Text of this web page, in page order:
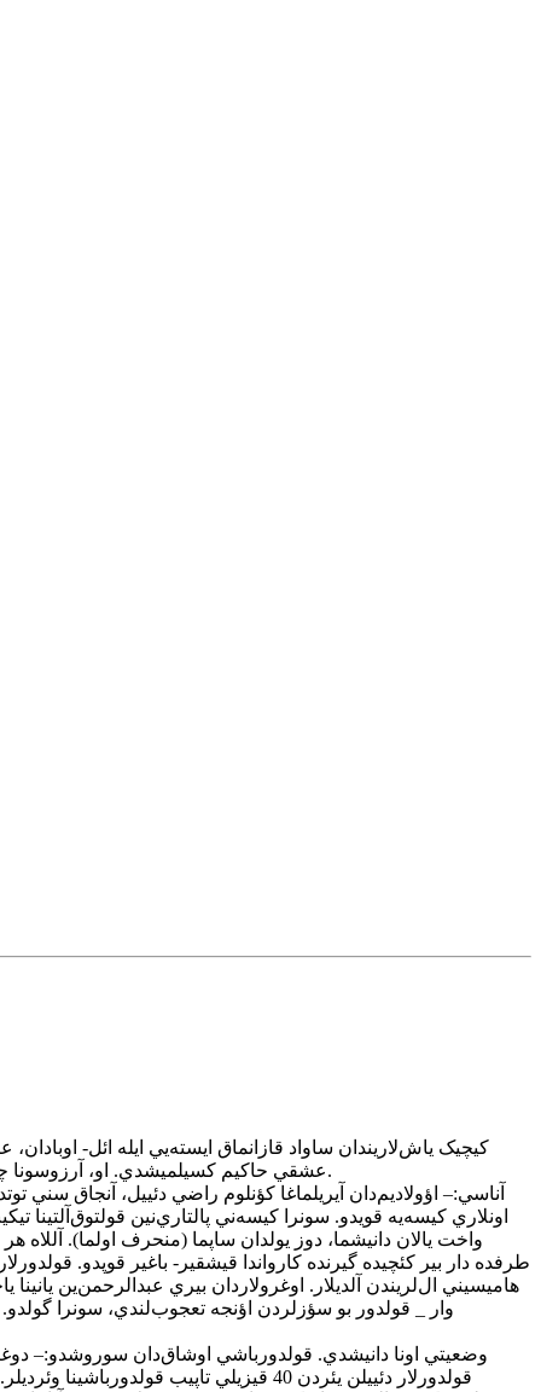
عشقي حاکيم کسيلميشدي. او، آرزوسونا چاتماق اوچون يول‌لار آختارماغا باشلاميشدي. نهايت اؤزو ايله باجارماييب آناسينا دئدي: - آناجان، علم اؤيرنمک اوچون بغداددا گئتمک ايسته‌ييرم.
اونلاري کيسه‌يه قويدو. سونرا کيسه‌ني پالتاري‌نين
واخت يالان دانيشما، دوز يولدان ساپما (منحرف اولما). آللاه
طرفده دار بير کئچيده گيرنده کارواندا قيشقير- باغير قوپدو. قولدورلار
هاميسيني ال‌لريندن آلديلار. اوغرولاردان بيري عبدالرحمن‌ين
قولدورلار دئييلن يئردن 40 قيزيلي